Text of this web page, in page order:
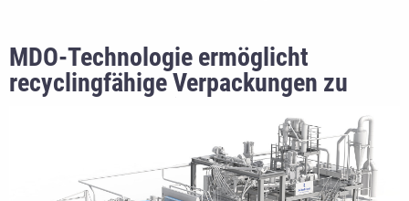
MDO-Technologie ermöglicht
recyclingfähige Verpackungen zu